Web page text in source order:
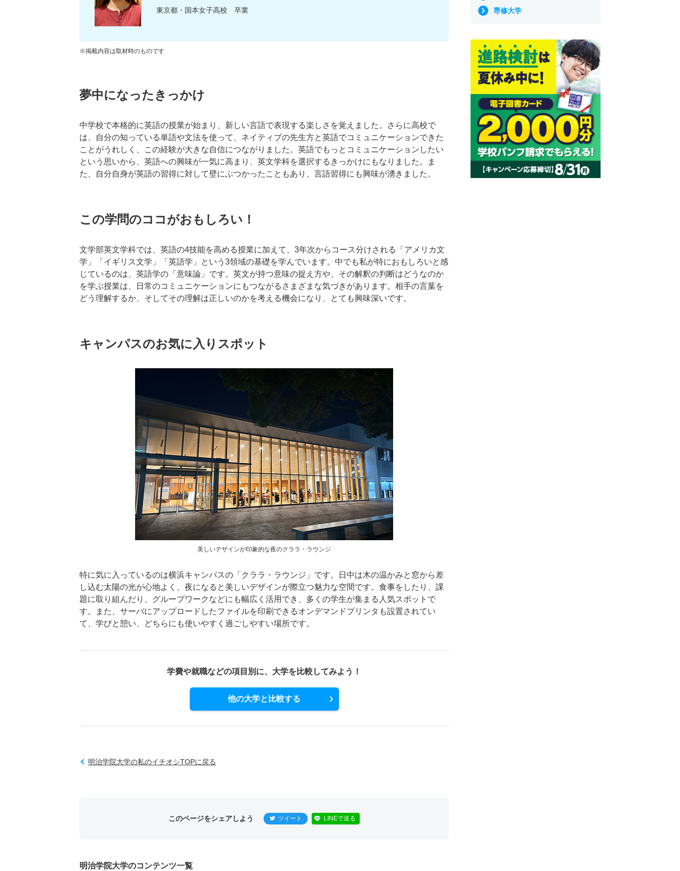
東京都・国本女子高校 卒業
※掲載内容は取材時のものです
夢中になったきっかけ
中学校で本格的に英語の授業が始まり、新しい言語で表現する楽しさを覚えました。さらに高校で
は、自分の知っている単語や文法を使って、ネイティブの先生方と英語でコミュニケーションできた
ことがうれしく、この経験が大きな自信につながりました。英語でもっとコミュニケーションしたい
という思いから、英語への興味が一気に高まり、英文学科を選択するきっかけにもなりました。ま
た、自分自身が英語の習得に対して壁にぶつかったこともあり、言語習得にも興味が湧きました。
この学問のココがおもしろい！
文学部英文学科では、英語の4技能を高める授業に加えて、3年次からコース分けされる「アメリカ文
学」「イギリス文学」「英語学」という3領域の基礎を学んでいます。中でも私が特におもしろいと感
じているのは、英語学の「意味論」です。英文が持つ意味の捉え方や、その解釈の判断はどうなのか
を学ぶ授業は、日常のコミュニケーションにもつながるさまざまな気づきがあります。相手の言葉を
どう理解するか、そしてその理解は正しいのかを考える機会になり、とても興味深いです。
キャンパスのお気に入りスポット
美しいデザインが印象的な夜のクララ・ラウンジ
特に気に入っているのは横浜キャンパスの「クララ・ラウンジ」です。日中は木の温かみと窓から差
し込む太陽の光が心地よく、夜になると美しいデザインが際立つ魅力な空間です。食事をしたり、課
題に取り組んだり、グループワークなどにも幅広く活用でき、多くの学生が集まる人気スポットで
す。また、サーバにアップロードしたファイルを印刷できるオンデマンドプリンタも設置されてい
て、学びと憩い、どちらにも使いやすく過ごしやすい場所です。
学費や就職などの項目別に、 大学を比較してみよう！
他の大学と比較する
明治学院大学の私のイチオシTOPに戻る
このページをシェアしよう ツイート LINEで送る
明治学院大学のコンテンツ一覧
専修大学